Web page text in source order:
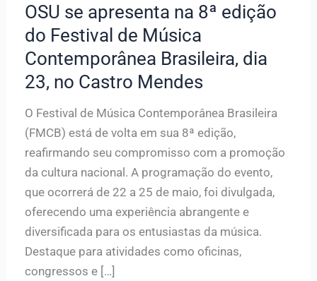
OSU se apresenta na 8ª edição
do Festival de Música
Contemporânea Brasileira, dia
23, no Castro Mendes
O Festival de Música Contemporânea Brasileira
(FMCB) está de volta em sua 8ª edição,
reafirmando seu compromisso com a promoção
da cultura nacional. A programação do evento,
que ocorrerá de 22 a 25 de maio, foi divulgada,
oferecendo uma experiência abrangente e
diversificada para os entusiastas da música.
Destaque para atividades como oficinas,
congressos e […]